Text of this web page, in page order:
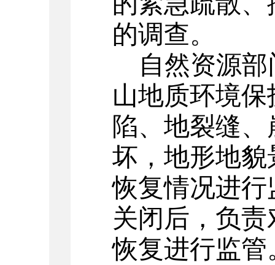
的调查。
自然资源
山地质环境
陷、地裂缝
坏，地形地
恢复情况进
关闭后，负
恢复进行监